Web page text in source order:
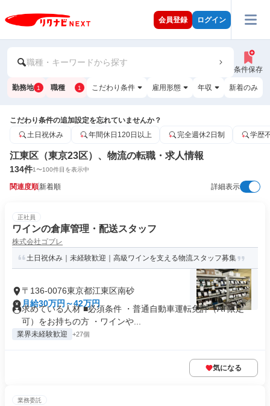
会員登録 ログイン
職種・キーワードから探す
条件保存
勤務地 1 職種 1 こだわり条件 雇用形態 年収 新着のみ
こだわり条件の追加設定を忘れていませんか？
土日祝休み
年間休日120日以上 完全週休2日制 学歴
江東区（東京23区）、物流の転職・求人情報
134件1〜100件目を表示中
関連度順新着順 詳細表示
正社員
ワインの倉庫管理・配送スタッフ
株式会社ゴブレ
土日祝休み｜未経験歓迎｜高級ワインを支える物流スタッフ募集
〒136-0076東京都江東区南砂
月給30万円～42万円
求めている人材 ■必須条件 ・普通自動車運転免許（AT限定
可）をお持ちの方 ・ワインや...
業界未経験歓迎 +27個
気になる
業務委託